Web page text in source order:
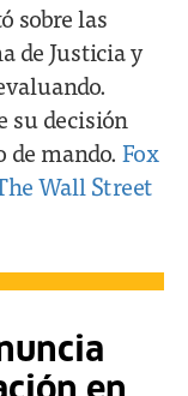
sobre las
de Justicia y
su decisión
de mando. Fox
Wall Street